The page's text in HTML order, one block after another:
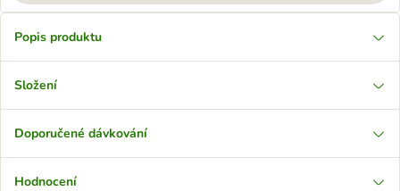
Popis produktu
Složení
Doporučené dávkování
Hodnocení